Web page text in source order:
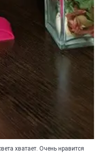
хватает. Очень нравится